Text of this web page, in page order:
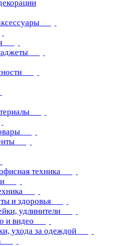
техника
и здоровья
удлинители
и видео
ухода за одеждой